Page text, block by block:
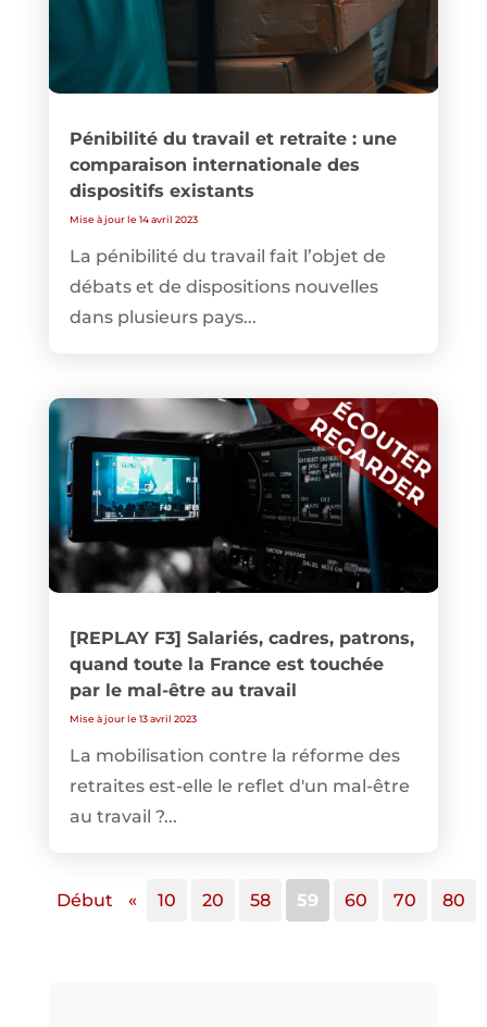
Pénibilité du travail et retraite : une
comparaison internationale des
dispositifs existants
Mise à jour le 14 avril 2023
La pénibilité du travail fait l’objet de
débats et de dispositions nouvelles
dans plusieurs pays...
[REPLAY F3] Salariés, cadres, patrons,
quand toute la France est touchée
par le mal-être au travail
Mise à jour le 13 avril 2023
La mobilisation contre la réforme des
retraites est-elle le reflet d'un mal-être
au travail ?...
Début « 10 20 58 59 60 70 80